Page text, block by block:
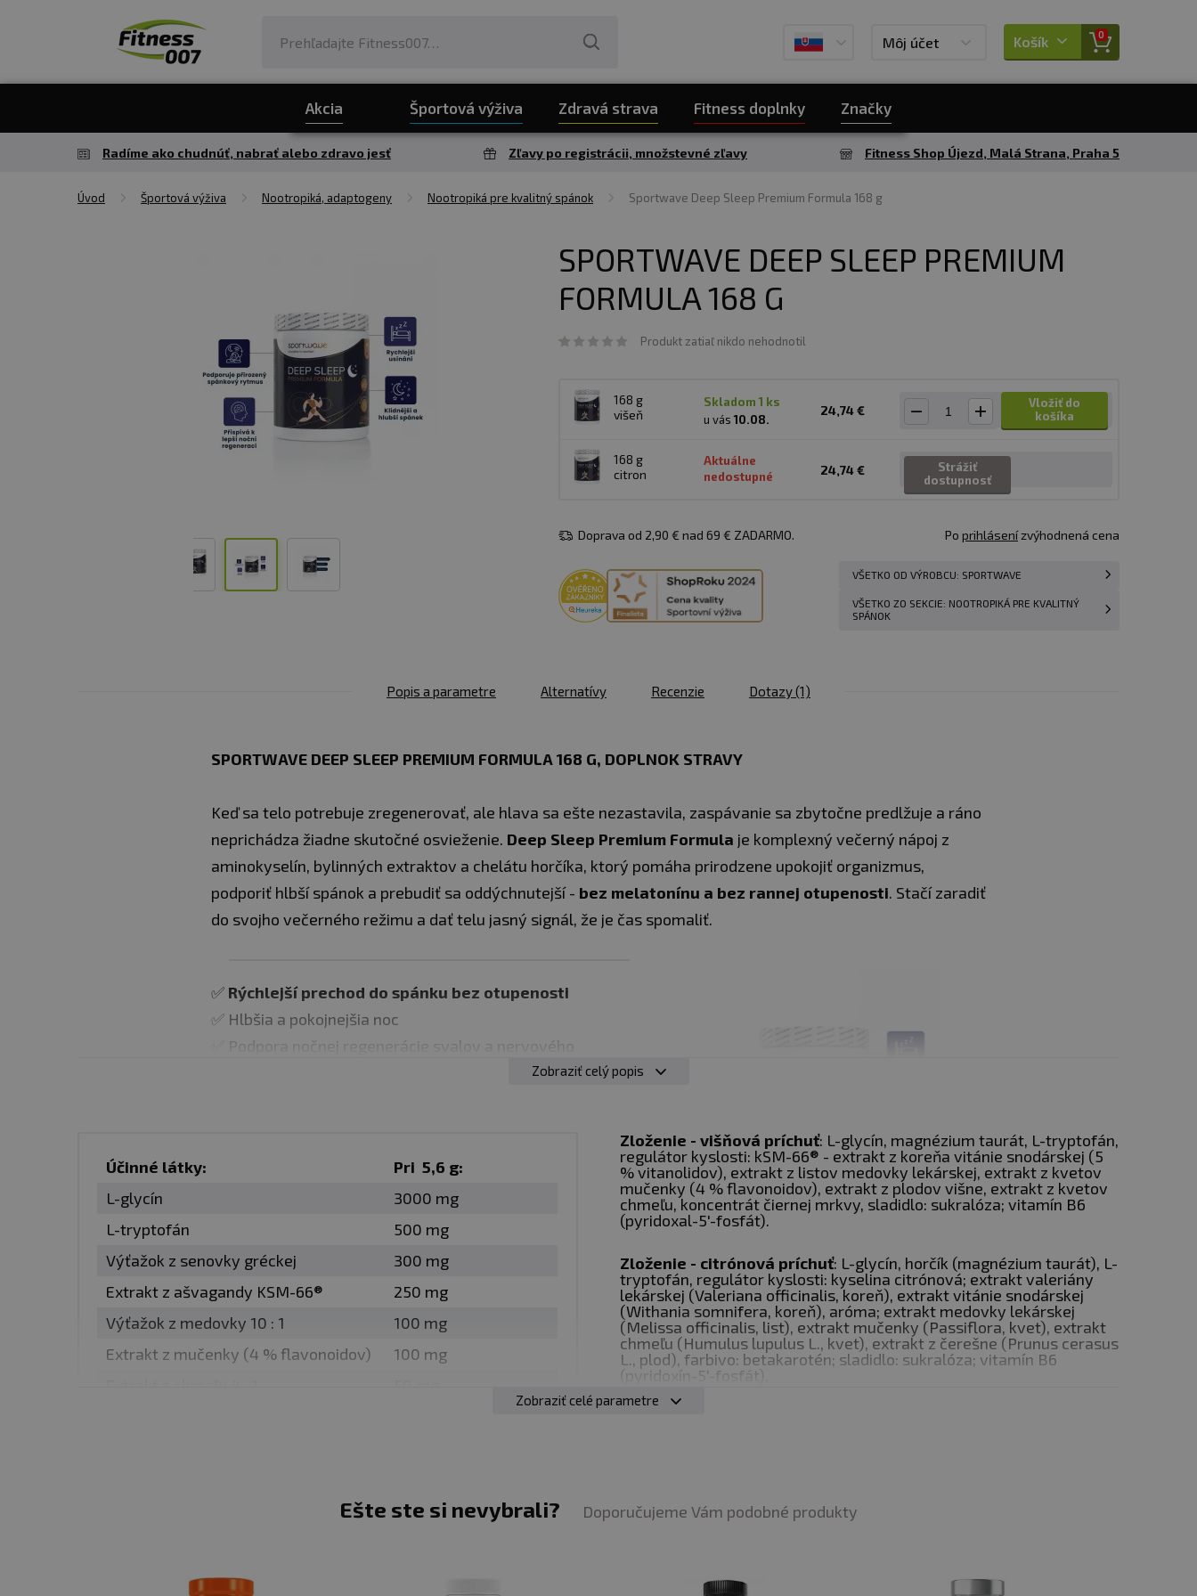
Môj účet Košík 0
Akcia Športová výživa Zdravá strava Fitness doplnky Značky
Radíme ako chudnúť, nabrať alebo zdravo jesť Zľavy po registrácii, množstevné zľavy Fitness Shop Újezd, Malá Strana, Praha 5
Úvod Športová výživa Nootropiká, adaptogeny Nootropiká pre kvalitný spánok Sportwave Deep Sleep Premium Formula 168 g
SPORTWAVE DEEP SLEEP PREMIUM
FORMULA 168 G
Produkt zatiaľ nikdo nehodnotil
168 g
višeň
skladom 1 ks
u vás10.08.
24,74 €
Vložiť do
košíka
168 g
citron
Aktuálne
nedostupné
24,74 €
Strážiť
dostupnosť
Doprava od 2,90 € nad 69 € ZADARMO. Po prihlásenízvýhodnená cena
VŠETKO OD VÝROBCU: SPORTWAVE
VŠETKO ZO SEKCIE: NOOTROPIKÁ PRE KVALITNÝ
SPÁNOK
Popis a parametre Alternatívy Recenzie Dotazy(1)
SPORTWAVE DEEP SLEEP PREMIUM FORMULA 168 G, DOPLNOK STRAVY
Keď sa telo potrebuje zregenerovať, ale hlava sa ešte nezastavila, zaspávanie sa zbytočne predlžuje a ráno
neprichádza žiadne skutočné osvieženie. Deep Sleep Premium Formula je komplexný večerný nápoj z
aminokyselín, bylinných extraktov a chelátu horčíka, ktorý pomáha prirodzene upokojiť organizmus,
podporiť hlbší spánok a prebudiť sa oddýchnutejší - bez melatonínu a bez rannej otupenosti. Stačí zaradiť
do svojho večerného režimu a dať telu jasný signál, že je čas spomaliť.
✅ Rýchlejší prechod do spánku bez otupenosti
✅ Hlbšia a pokojnejšia noc
✅ Podpora nočnej regenerácie svalov a nervového
✅ UPOKOJENIE MYSLE A TELA
Večer často nespočíva problém v únave tela, ale v
pomáhajú znižovať vnútorné napätie a uľahčujú prirodzené
zaspávanie. Horčík podporuje uvoľnenie nervového systému a svalového tonusu. Výsledkom je pocit
"vypnutia", nie zaspávania.
valeriány, medovky, mučenky a chmeľu
Počas kvalitného spánku telo obnovuje svalové vlákna, obnovuje nervový systém a normalizuje
nevyhnutné pre pocit energie ráno.
Zobraziť celý popis
Účinné látky:
Pri 5,6 g:
L-glycín
3000 mg
L-tryptofán
500 mg
Výťažok z senovky gréckej
300 mg
Extrakt z ašvagandy KSM-66®
250 mg
Výťažok z medovky 10 : 1
100 mg
Extrakt z mučenky (4 % flavonoidov)
100 mg
* RHP = referenčné hodnoty príjmu
Zloženie - višňová príchuť: L-glycín, magnézium taurát, L-tryptofán,
regulátor kyslosti: kSM-66® - extrakt z koreňa vitánie snodárskej (5
% vitanolidov), extrakt z listov medovky lekárskej, extrakt z kvetov
mučenky (4 % flavonoidov), extrakt z plodov višne, extrakt z kvetov
chmeľu, koncentrát čiernej mrkvy, sladidlo: sukralóza; vitamín B6
(pyridoxal-5'-fosfát).
Zloženie - citrónová príchuť: L-glycín, horčík (magnézium taurát), L-
tryptofán, regulátor kyslosti: kyselina citrónová; extrakt valeriány
lekárskej (Valeriana officinalis, koreň), extrakt vitánie snodárskej
(Withania somnifera, koreň), aróma; extrakt medovky lekárskej
(Melissa officinalis, list), extrakt mučenky (Passiflora, kvet), extrakt
chmeľu (Humulus lupulus L., kvet), extrakt z čerešne (Prunus cerasus
L., plod), farbivo: betakarotén; sladidlo: sukralóza; vitamín B6
(pyridoxín-5'-fosfát).
Zobraziť celé parametre
Ešte ste si nevybrali? Doporučujeme Vám podobné produkty